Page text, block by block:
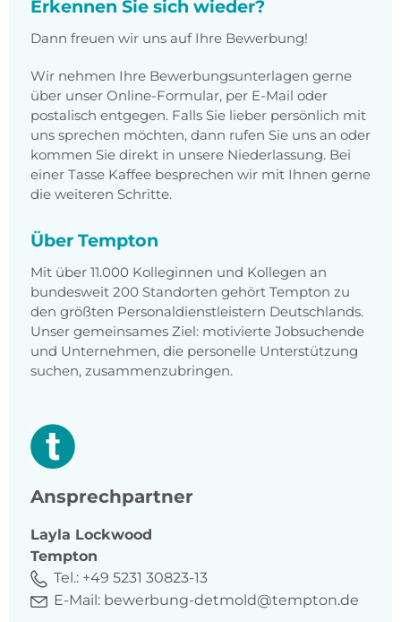
Erkennen Sie sich wieder?
Dann freuen wir uns auf Ihre Bewerbung!
Wir nehmen Ihre Bewerbungsunterlagen gerne
über unser Online-Formular, per E-Mail oder
postalisch entgegen. Falls Sie lieber persönlich mit
uns sprechen möchten, dann rufen Sie uns an oder
kommen Sie direkt in unsere Niederlassung. Bei
einer Tasse Kaffee besprechen wir mit Ihnen gerne
die weiteren Schritte.
Über Tempton
Mit über 11.000 Kolleginnen und Kollegen an
bundesweit 200 Standorten gehört Tempton zu
den größten Personaldienstleistern Deutschlands.
Unser gemeinsames Ziel: motivierte Jobsuchende
und Unternehmen, die personelle Unterstützung
suchen, zusammenzubringen.
Ansprechpartner
Layla Lockwood
Tempton
Tel.: +49 5231 30823-13
E-Mail: bewerbung-detmold@tempton.de